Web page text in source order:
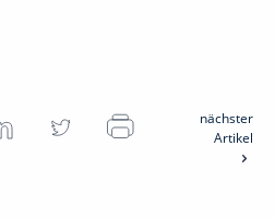
nächster
Artikel